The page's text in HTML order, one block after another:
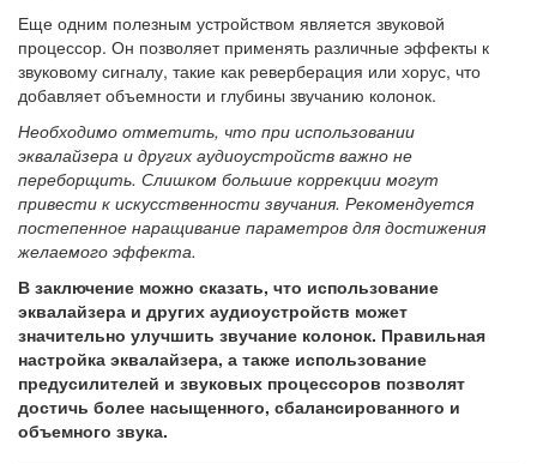
Еще одним полезным устройством является звуковой
процессор. Он позволяет применять различные эффекты к
звуковому сигналу, такие как реверберация или хорус, что
добавляет объемности и глубины звучанию колонок.
Необходимо отметить, что при использовании
эквалайзера и других аудиоустройств важно не
переборщить. Слишком большие коррекции могут
привести к искусственности звучания. Рекомендуется
постепенное наращивание параметров для достижения
желаемого эффекта.
В заключение можно сказать, что использование
эквалайзера и других аудиоустройств может
значительно улучшить звучание колонок. Правильная
настройка эквалайзера, а также использование
предусилителей и звуковых процессоров позволят
достичь более насыщенного, сбалансированного и
объемного звука.